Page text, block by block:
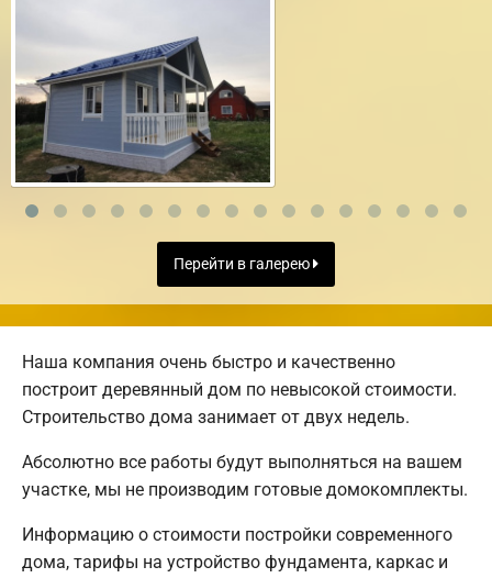
Перейти в галерею
Наша компания очень быстро и качественно
построит деревянный дом по невысокой стоимости.
Строительство дома занимает от двух недель.
Абсолютно все работы будут выполняться на вашем
участке, мы не производим готовые домокомплекты.
Информацию о стоимости постройки современного
дома, тарифы на устройство фундамента, каркас и